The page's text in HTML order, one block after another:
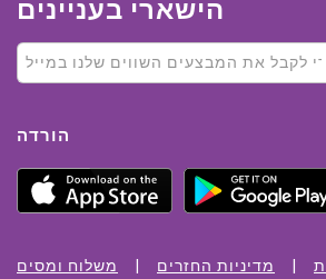
הישארי בעניינים
הורדה
משלוח ומסים מדיניות החזרים